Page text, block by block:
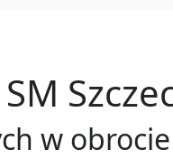
w